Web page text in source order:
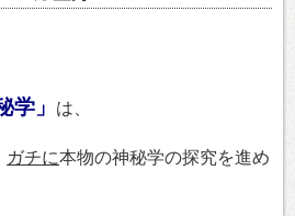
学」 は、
ガチに本物の神秘学の探究を進め